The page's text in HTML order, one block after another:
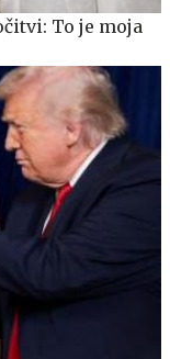
To je moja